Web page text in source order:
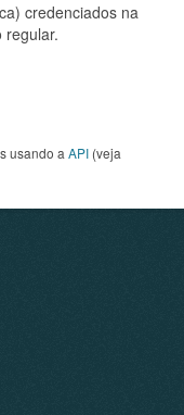
credenciados na
regular.
usando a API (veja